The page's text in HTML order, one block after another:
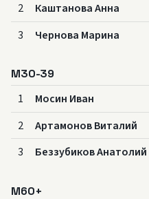
2 Каштанова Анна
3 Чернова Марина
M30-39
1 Мосин Иван
2 Артамонов Виталий
3 Беззубиков Анатолий
M60+